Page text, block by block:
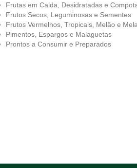
Frutas em Calda, Desidratadas e
Frutos Secos, Leguminosas e Sementes
Frutos Vermelhos, Tropicais, Melão e
Pimentos, Espargos e Malaguetas
Prontos a Consumir e Preparados